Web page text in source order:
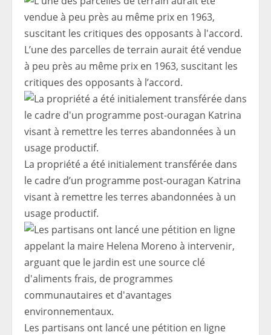
L’une des parcelles de terrain aurait été vendue
à peu près au même prix en 1963, suscitant les
critiques des opposants à l’accord.
La propriété a été initialement transférée dans
le cadre d’un programme post-ouragan Katrina
visant à remettre les terres abandonnées à un
usage productif.
Les partisans ont lancé une pétition en ligne